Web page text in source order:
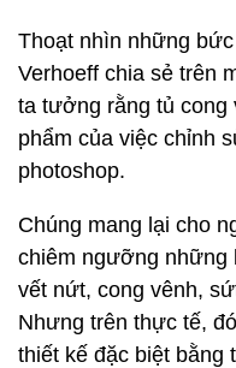
Thoạt nhìn những
Verhoeff chia sẻ trên
ta tưởng rằng tủ cong
phẩm của việc chỉnh
photoshop.
Chúng mang lại cho
chiêm ngưỡng những
vết nứt, cong vênh,
Nhưng trên thực tế,
thiết kế đặc biệt bằng